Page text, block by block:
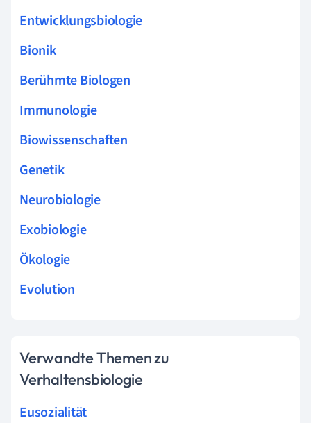
Entwicklungsbiologie
Bionik
Berühmte Biologen
Immunologie
Biowissenschaften
Genetik
Neurobiologie
Exobiologie
Ökologie
Evolution
Verwandte Themen zu
Verhaltensbiologie
Eusozialität